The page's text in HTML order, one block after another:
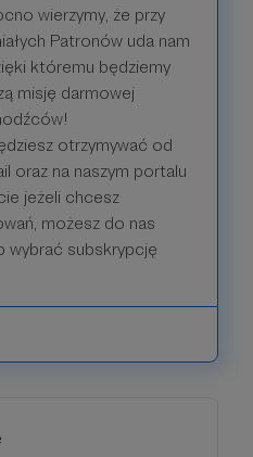
wierzymy, że przy
Patronów uda nam
któremu będziemy
misję darmowej
otrzymywać od
oraz na naszym portalu
jeżeli chcesz
możesz do nas
wybrać subskrypcję